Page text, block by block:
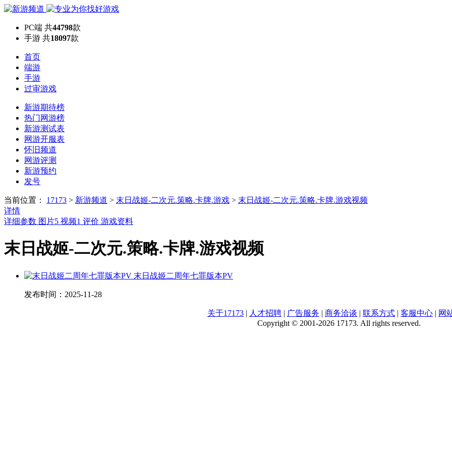
PC端 共44798款
手游 共18097款
首页
端游
手游
过审游戏
新游期待榜
热门网游榜
新游测试表
网游开服表
怀旧频道
网游评测
新游预约
发号
当前位置： 17173 > 新游频道 > 末日战姬-二次元.策略.卡牌.游戏 > 末日战姬-二次元.策略.卡牌.游戏视频
详情
详细参数 图片5 视频1 评价 游戏资料
末日战姬-二次元.策略.卡牌.游戏视频
末日战姬二周年七罪版本PV
发布时间： 2025-11-28
关于17173 | 人才招聘 | 广告服务 | 商务洽谈 | 联系方式 | 客服中心 | 网
Copyright © 2001-2026 17173. All rights reserved.